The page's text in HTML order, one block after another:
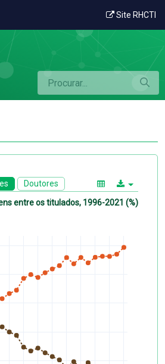
os titulados Site RHCTI
Doutores
entre os titulados, 1996-2021 (%)